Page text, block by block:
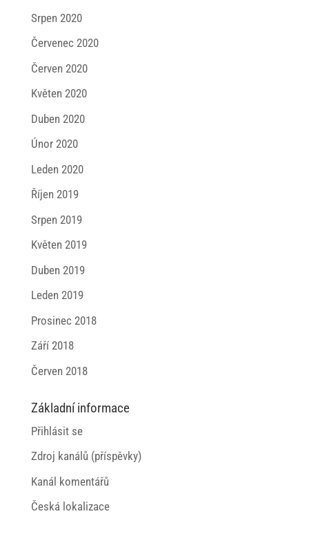
Srpen 2020
Červenec 2020
Červen 2020
Květen 2020
Duben 2020
Únor 2020
Leden 2020
Říjen 2019
Srpen 2019
Květen 2019
Duben 2019
Leden 2019
Prosinec 2018
Září 2018
Červen 2018
Základní informace
Přihlásit se
Zdroj kanálů (příspěvky)
Kanál komentářů
Česká lokalizace